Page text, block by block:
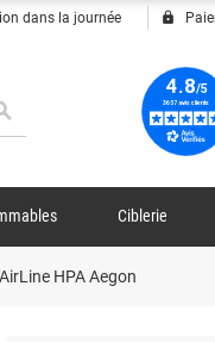
dans la journée lock
Ciblerie
HPA Aegon